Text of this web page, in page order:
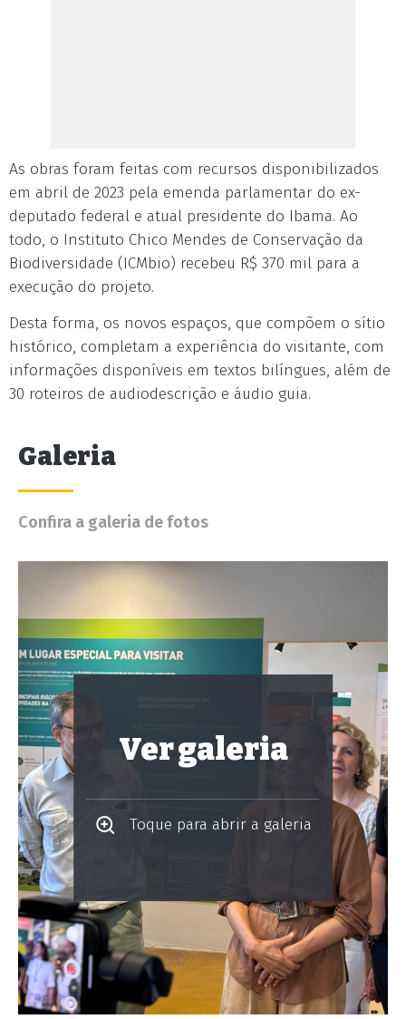
As obras foram feitas com recursos disponibilizados
em abril de 2023 pela emenda parlamentar do ex-
deputado federal e atual presidente do Ibama. Ao
todo, o Instituto Chico Mendes de Conservação da
Biodiversidade (ICMbio) recebeu R$ 370 mil para a
execução do projeto.
Desta forma, os novos espaços, que compõem o sítio
histórico, completam a experiência do visitante, com
informações disponíveis em textos bilíngues, além de
30 roteiros de audiodescrição e áudio guia.
Galeria
Confira a galeria de fotos
Ver galeria
Toque para abrir a galeria